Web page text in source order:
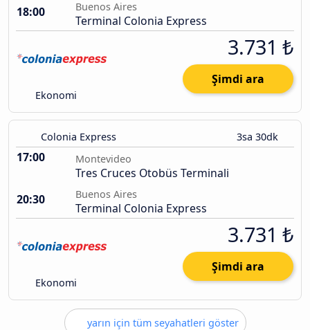
18:00 Buenos Aires
Terminal Colonia Express
Ekonomi
3.731 ₺
Şimdi ara
Colonia Express 3sa 30dk
17:00 Montevideo
Tres Cruces Otobüs Terminali
20:30
Buenos Aires
Terminal Colonia Express
Ekonomi
3.731 ₺
Şimdi ara
yarın için tüm seyahatleri göster